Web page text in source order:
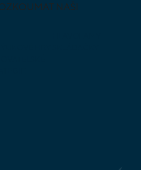
NAŠI